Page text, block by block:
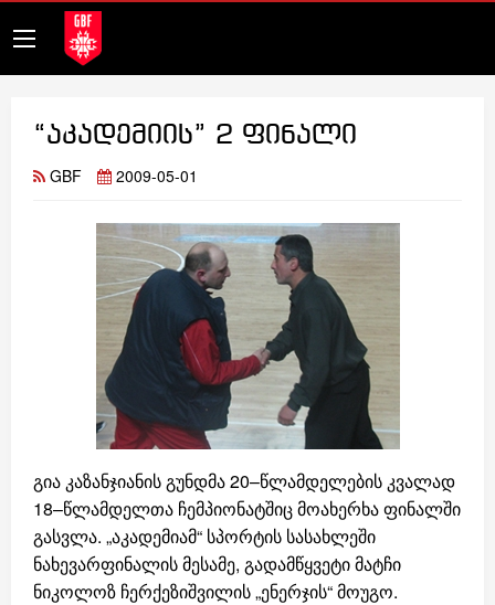
“აკადემიის” 2 ფინალი
GBF 2009-05-01
გია კაზანჯიანის გუნდმა 20–წლამდელების კვალად
18–წლამდელთა ჩემპიონატშიც მოახერხა ფინალში
გასვლა. „აკადემიამ“ სპორტის სასახლეში
ნახევარფინალის მესამე, გადამწყვეტი მატჩი
ნიკოლოზ ჩერქეზიშვილის „ენერჯის“ მოუგო.